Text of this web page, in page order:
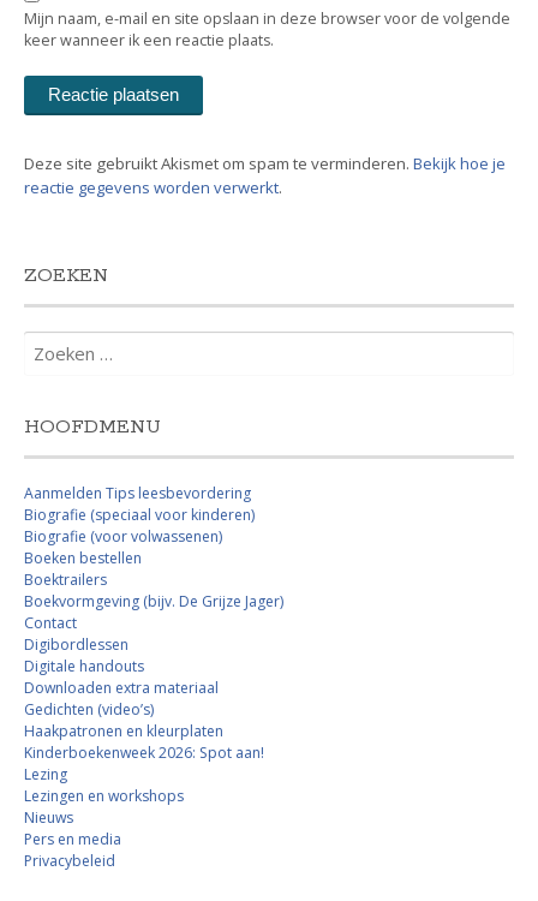
Mijn naam, e-mail en site opslaan in deze browser voor de volgende
keer wanneer ik een reactie plaats.
Deze site gebruikt Akismet om spam te verminderen. Bekijk hoe je
reactie gegevens worden verwerkt.
ZOEKEN
naar:
HOOFDMENU
Aanmelden Tips leesbevordering
Biografie (speciaal voor kinderen)
Biografie (voor volwassenen)
Boeken bestellen
Boektrailers
Boekvormgeving (bijv. De Grijze Jager)
Contact
Digibordlessen
Digitale handouts
Downloaden extra materiaal
Gedichten (video’s)
Haakpatronen en kleurplaten
Kinderboekenweek 2026: Spot aan!
Lezing
Lezingen en workshops
Nieuws
Pers en media
Privacybeleid